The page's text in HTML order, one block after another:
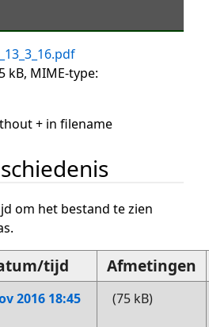
kB, MIME-type:
+ in filename
om het bestand te zien
tijd Afmetingen
2016 18:45 (75 kB)